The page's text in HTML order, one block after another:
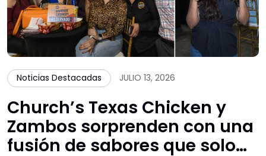
Noticias Destacadas JULIO 13, 2026
Church’s Texas Chicken y
Zambos sorprenden con una
fusión de sabores que solo